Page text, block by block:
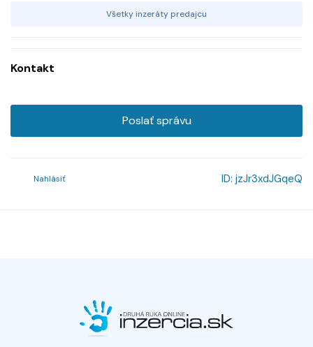
Všetky inzeráty predajcu
Kontakt
Poslať správu
Nahlásiť ID: jzJr3xdJGqeQ